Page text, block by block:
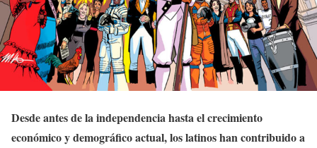
Desde antes de la independencia hasta el crecimiento
económico y demográfico actual, los latinos han contribuido a